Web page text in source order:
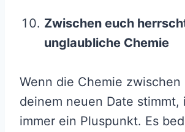
Zwischen euch
unglaubliche Chemie
Wenn die Chemie zwischen
deinem neuen Date stimmt,
immer ein Pluspunkt. Es